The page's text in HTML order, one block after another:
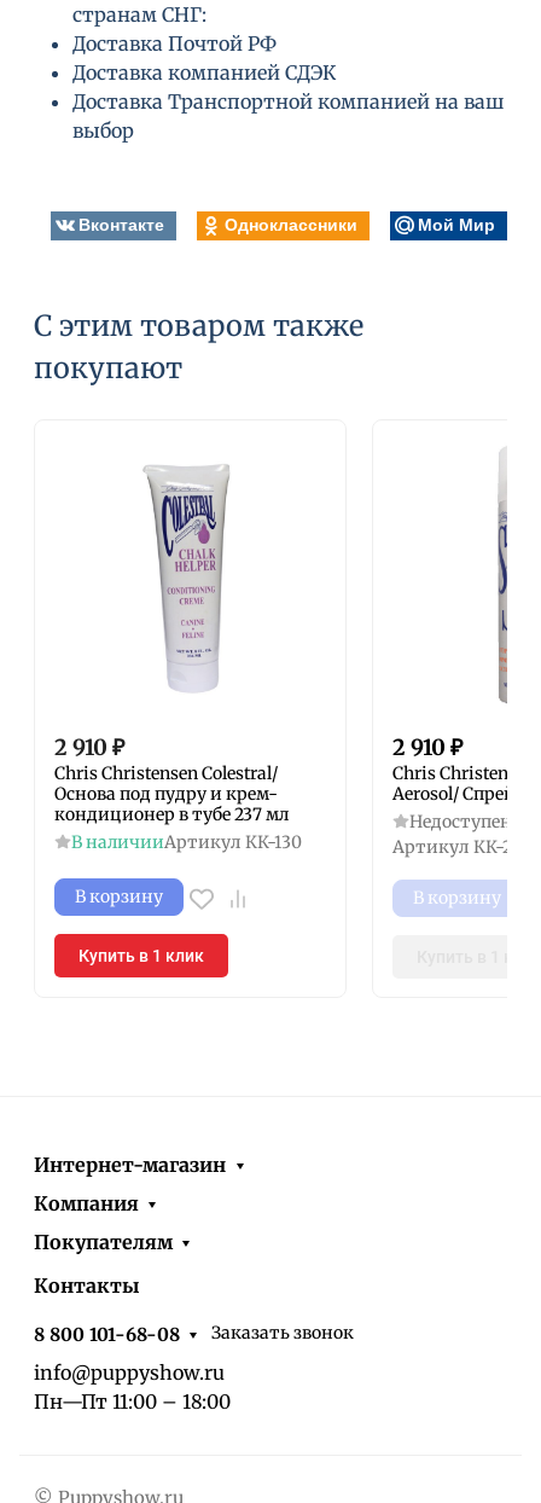
странам СНГ:
Доставка Почтой РФ
Доставка компанией СДЭК
Доставка Транспортной компанией на ваш
выбор
Вконтакте Одноклассники Мой Мир
С этим товаром также
покупают
2 910 ₽
Chris Christensen Colestral/
Основа под пудру и крем-
кондиционер в тубе 237 мл
В наличииАртикул КК-130
В корзину
Купить в 1 клик
2 910 ₽
Chris Christensen
Aerosol/ Спрей
Недоступен к
Артикул КК-253
В корзину
Интернет-магазин
Компания
Покупателям
Контакты
8 800 101-68-08 Заказать звонок
info@puppyshow.ru
Пн—Пт 11:00 – 18:00
© Puppyshow.ru